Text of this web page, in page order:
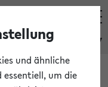
eKVV
und ähnliche
essentiell, um die